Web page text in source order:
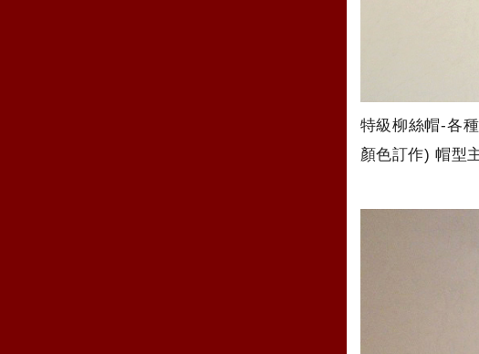
特級柳絲帽-各
顏色訂作) 帽型